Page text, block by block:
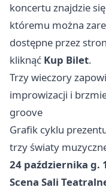
koncertu znajdzie
któremu można
dostępne przez
kliknąć Kup Bilet.
Trzy wieczory
improwizacji i
groove
Grafik cyklu
trzy światy
24 października g.
Scena Sali